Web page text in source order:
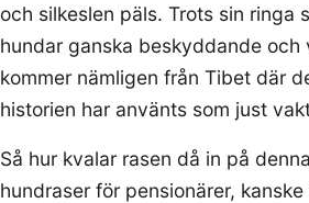
och silkeslen päls. Trots sin ringa
hundar ganska beskyddande och
kommer nämligen från Tibet där
historien har använts som just
Så hur kvalar rasen då in på
hundraser för pensionärer,